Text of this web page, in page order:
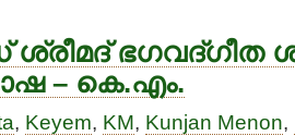
ഭഗവദ്ഗീത
– കെ.എം.
, Keyem, KM, Kunjan Menon,